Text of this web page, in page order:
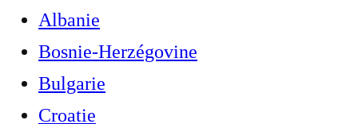
Albanie
Bosnie-Herzégovine
Bulgarie
Croatie